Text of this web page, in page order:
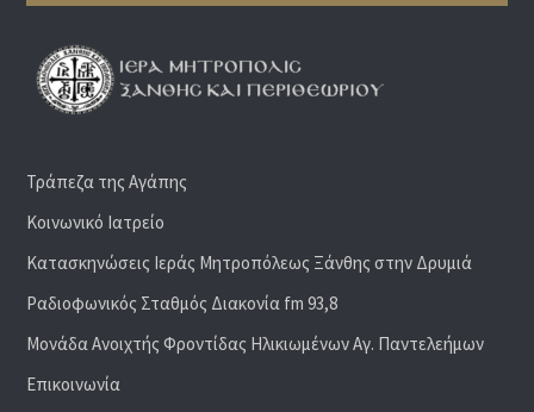
Τράπεζα της Αγάπης
Κοινωνικό Ιατρείο
Κατασκηνώσεις Ιεράς Μητροπόλεως Ξάνθης στην Δρυμιά
Ραδιoφωνικός Σταθμός Διακονία fm 93,8
Μονάδα Ανοιχτής Φροντίδας Ηλικιωμένων Αγ. Παντελεήμων
Επικοινωνία